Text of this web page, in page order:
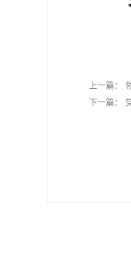
上一篇：
下一篇：